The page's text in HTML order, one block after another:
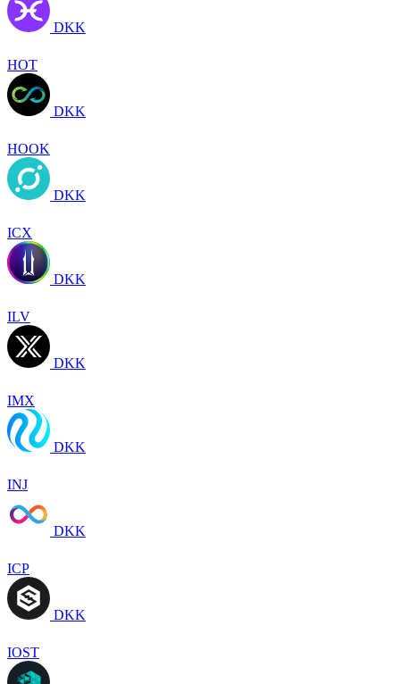
DKK
HOT
DKK
HOOK
DKK
ICX
DKK
ILV
DKK
IMX
DKK
INJ
DKK
ICP
DKK
IOST